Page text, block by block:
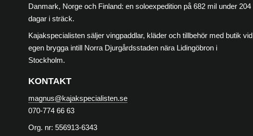
Danmark, Norge och Finland: en soloexpedition på 682 mil under 204
dagar i sträck.
Kajakspecialisten säljer vingpaddlar, kläder och tillbehör med butik vid
egen brygga intill Norra Djurgårdsstaden nära Lidingöbron i
Stockholm.
KONTAKT
magnus@kajakspecialisten.se
070-774 66 63
Org. nr: 556913-6343